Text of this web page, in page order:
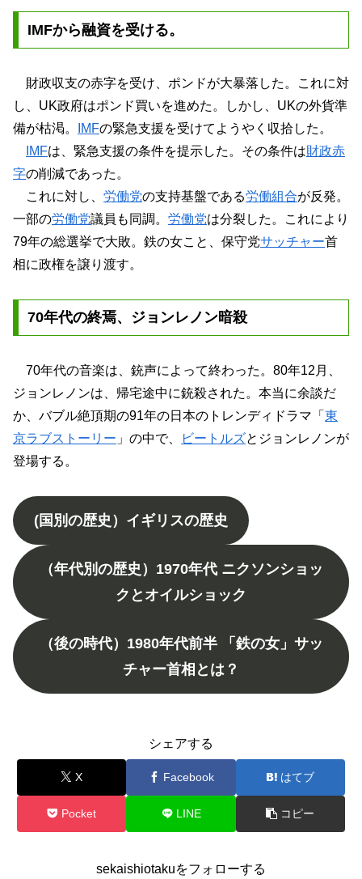
IMFから融資を受ける。
財政収支の赤字を受け、ポンドが大暴落した。これに対
し、UK政府はポンド買いを進めた。しかし、UKの外貨準
備が枯渇。
IMFの緊急支援を受けてようやく収拾した。
IMFは、緊急支援の条件を提示した。その条件は財政赤
字の削減であった。
これに対し、 労働党の支持基盤である労働組合が反発。
一部の労働党議員も同調。 労働党は分裂した。これにより
79年の総選挙で大敗。鉄の女こと、保守党サッチャー首
相に政権を譲り渡す。
70年代の終焉、ジョンレノン暗殺
70年代の音楽は、銃声によって終わった。80年12月、
ジョンレノンは、帰宅途中に銃殺された。本当に余談だ
か、バブル絶頂期の91年の日本のトレンディドラマ「 東
京ラブストーリー 」の中で、 ビートルズとジョンレノンが
登場する。
(国別の歴史）イギリスの歴史
（年代別の歴史）1970年代 ニクソンショッ
クとオイルショック
（後の時代）1980年代前半 「鉄の女」サッ
チャー首相とは？
シェアする
X Facebook はてブ
Pocket LINE コピー
sekaishiotakuをフォローする